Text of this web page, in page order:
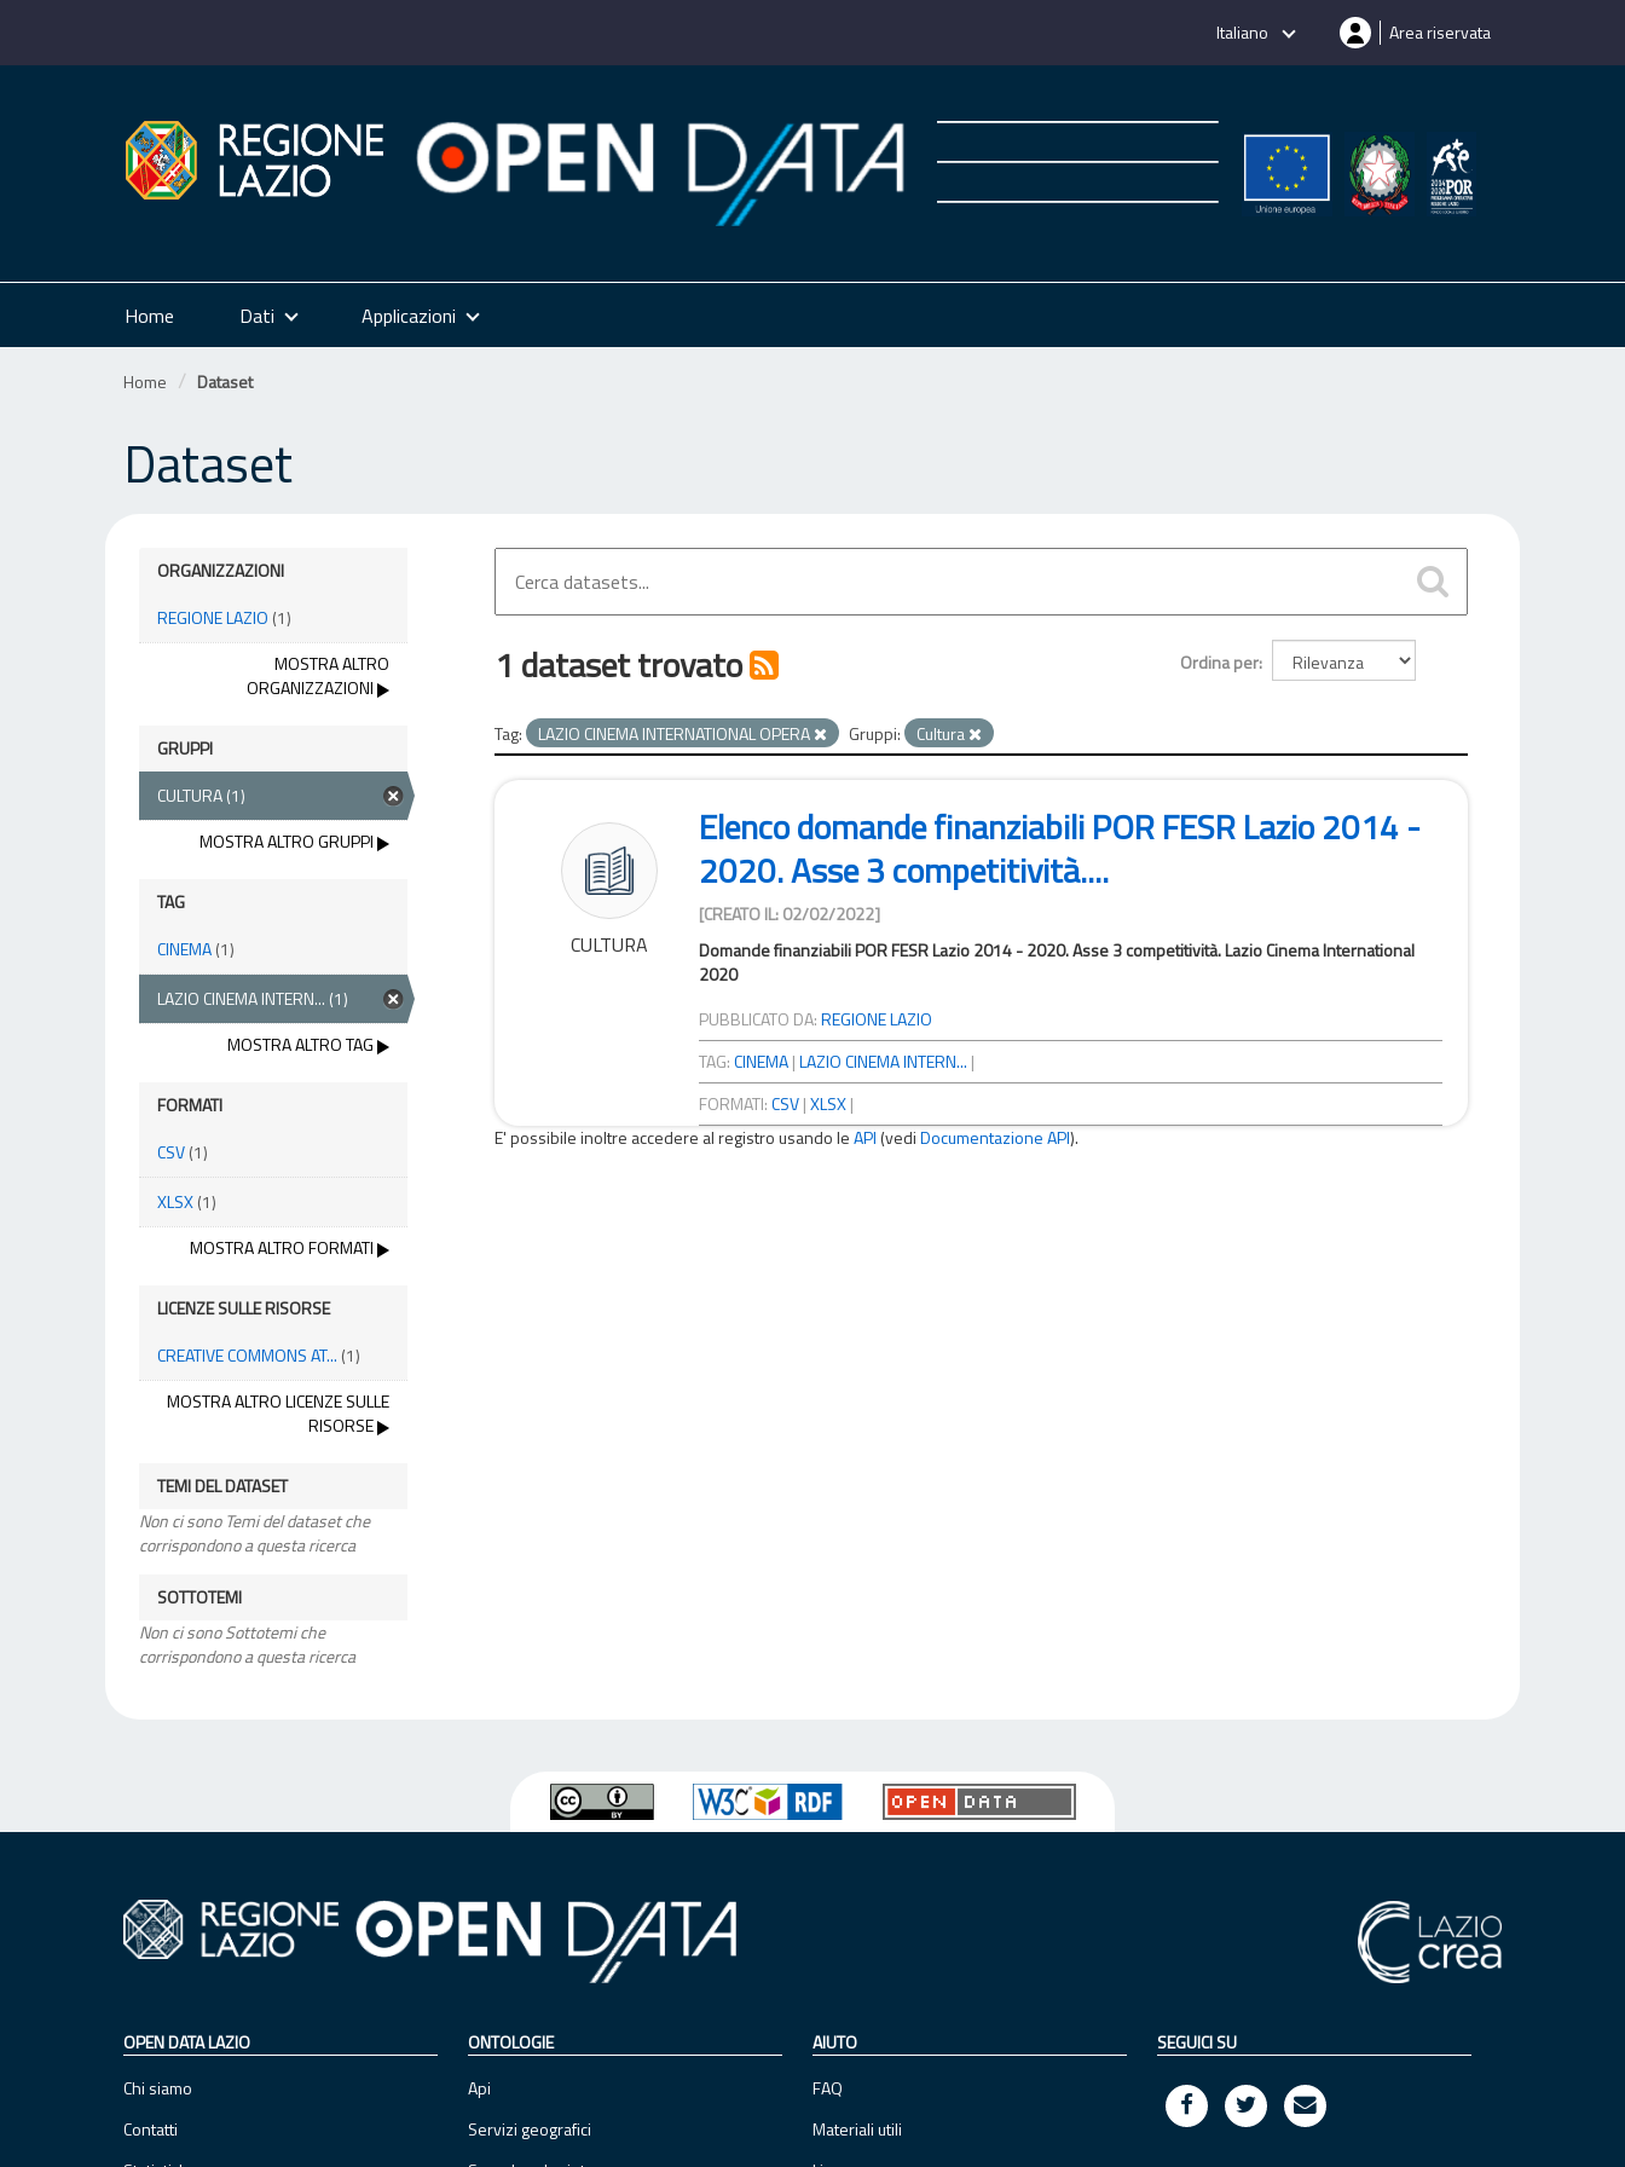
Italiano Area riservata
Home Dati Applicazioni
Home Dataset
Dataset
ORGANIZZAZIONI
REGIONE LAZIO (1)
MOSTRA ALTRO
ORGANIZZAZIONI
GRUPPI
CULTURA(1)
MOSTRA ALTRO GRUPPI
TAG
CINEMA(1)
LAZIO CINEMA INTERN... (1)
MOSTRA ALTRO TAG
FORMATI
CSV(1)
XLSX(1)
MOSTRA ALTRO FORMATI
LICENZE SULLE RISORSE
CREATIVE COMMONS AT... (1)
MOSTRA ALTRO LICENZE SULLE
RISORSE
TEMI DEL DATASET
Non ci sono Temi del dataset che
corrispondono a questa ricerca
SOTTOTEMI
Non ci sono Sottotemi che
corrispondono a questa ricerca
Ordina per
1 dataset trovato
Tag: LAZIO CINEMA INTERNATIONAL OPERA Gruppi: Cultura
CULTURA
Elenco domande finanziabili POR FESR Lazio 2014 -
2020. Asse 3 competitività....
[CREATO IL: 02/02/2022]
Domande finanziabili POR FESR Lazio 2014 - 2020. Asse 3 competitività. Lazio Cinema International
2020
PUBBLICATO DA:REGIONE LAZIO
TAG:CINEMA |LAZIO CINEMA INTERN... |
FORMATI:CSV |XLSX |
E' possibile inoltre accedere al registro usando leAPI (vediDocumentazione API).
OPEN DATA LAZIO
Chi siamo
Contatti
ONTOLOGIE
Api
Servizi geografici
AIUTO
FAQ
Materiali utili
SEGUICI SU